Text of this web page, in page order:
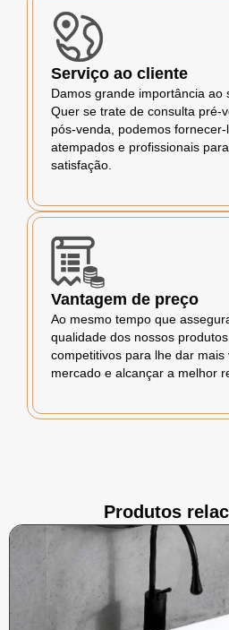
Serviço ao cliente
Damos grande importância ao
Quer se trate de consulta pré-
pós-venda, podemos
atempados e profissionais
satisfação.
Vantagem de preço
Ao mesmo tempo que
qualidade dos nossos
competitivos para lhe dar mais
mercado e alcançar a melhor
Produtos